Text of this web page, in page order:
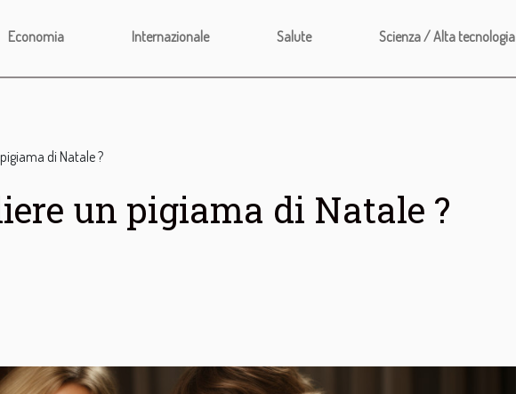
Economia Internazionale Salute Scienza / Alta tecnologia
di Natale ?
un pigiama di Natale ?